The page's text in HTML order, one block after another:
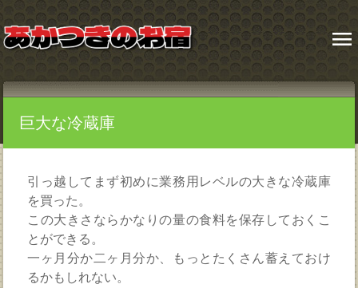
menu
巨大な冷蔵庫
引っ越してまず初めに業務用レベルの大きな冷蔵庫
を買った。
この大きさならかなりの量の食料を保存しておくこ
とができる。
一ヶ月分か二ヶ月分か、もっとたくさん蓄えておけ
るかもしれない。